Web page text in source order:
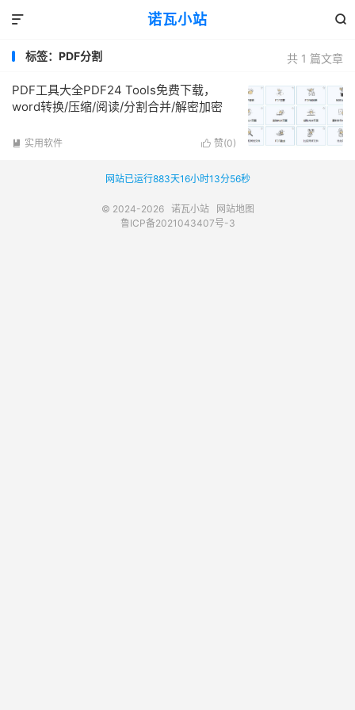
诺瓦小站 

共 1 篇文章
标签：PDF分割
PDF工具大全PDF24 Tools免费下载，
word转换/压缩/阅读/分割合并/解密加密
 赞(0)
 实用软件
网站已运行883天16小时13分56秒
© 2024-2026 诺瓦小站
网站地图
鲁ICP备2021043407号-3